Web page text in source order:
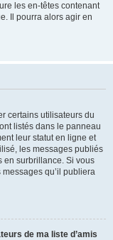
les en-têtes contenant
Il pourra alors agir en
certains utilisateurs du
listés dans le panneau
leur statut en ligne et
les messages publiés
en surbrillance. Si vous
qu’il publiera
de ma liste d’amis